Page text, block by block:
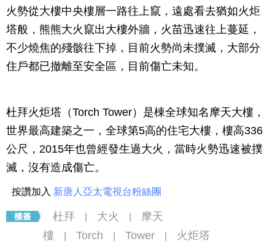
火勢從大樓中央樓層一路往上竄，遠處看去猶如火炬
塔般，熊熊大火竄出大樓外牆，火苗迅速往上蔓延，
不少燒焦的殘骸往下掉，目前火勢尚未撲滅，大部分
住戶都已撤離至安全區，目前傷亡未知。
杜拜火炬塔（Torch Tower）是棟全球知名摩天大樓，
世界最高建築之一，全球第5高的住宅大樓，樓高336
公尺，2015年也曾經發生過大火，當時火勢迅速被撲
滅，沒有造成傷亡。
按讚加入 新唐人亞太電視台粉絲團
杜拜 大火
摩天
樓
Torch Tower 火炬塔